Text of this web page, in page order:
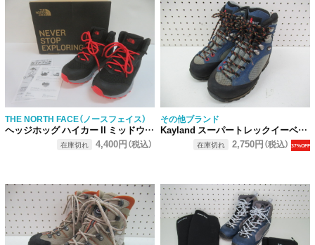
THE NORTH FACE（ノースフェイス）
ヘッジホッグ ハイカー II ミッドウォータープルーフ
在庫切れ 4,400円（税込）
その他ブランド
Kayland スーパートレックイーベント
在庫切れ 2,750円（税込） 37%OFF